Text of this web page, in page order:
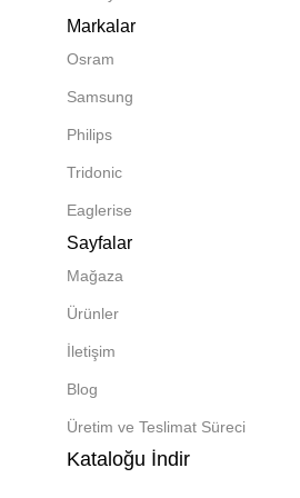
Markalar
Osram
Samsung
Philips
Tridonic
Eaglerise
Sayfalar
Mağaza
Ürünler
İletişim
Blog
Üretim ve Teslimat Süreci
Kataloğu İndir